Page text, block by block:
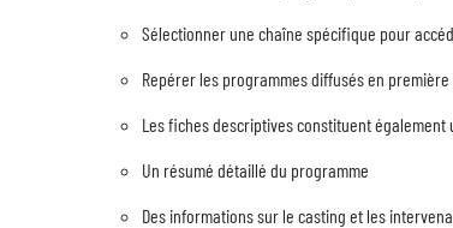
Sélectionner une chaîne spécifique pour
Repérer les programmes diffusés en
Les fiches descriptives constituent
Un résumé détaillé du programme
Des informations sur le casting et les